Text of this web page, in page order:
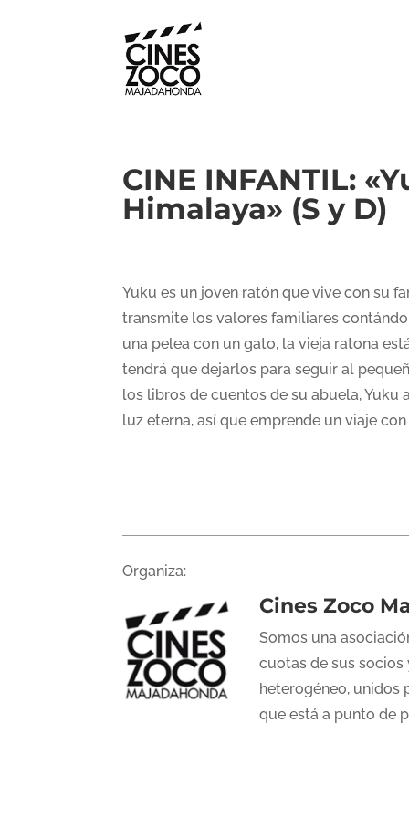
CINE INFANTIL:
Himalaya» (S y D)
Yuku es un joven ratón que vive con su
transmite los valores familiares
una pelea con un gato, la vieja ratona
tendrá que dejarlos para seguir al
los libros de cuentos de su abuela,
luz eterna, así que emprende un viaje
Organiza:
Cines Zoco
Somos una
cuotas de sus
heterogéneo,
que está a punto de